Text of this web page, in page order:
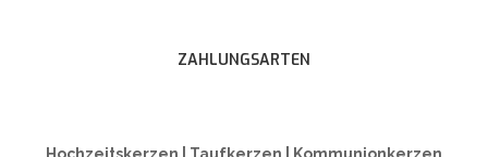
ZAHLUNGSARTEN